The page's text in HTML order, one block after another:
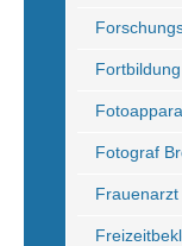
Fotograf